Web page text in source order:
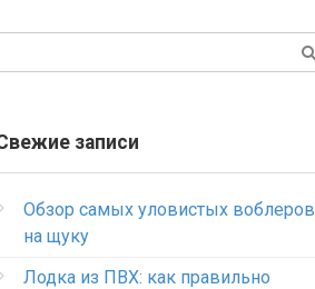
записи
Обзор самых уловистых воблеров
на щуку
Лодка из ПВХ: как правильно